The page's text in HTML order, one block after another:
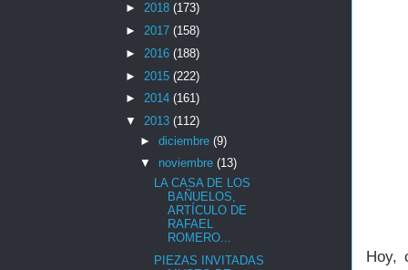
Hoy,
► 2018 (173)
► 2017 (158)
► 2016 (188)
► 2015 (222)
► 2014 (161)
▼ 2013 (112)
► diciembre (9)
▼ noviembre (13)
LA CASA DE LOS
BAÑUELOS,
ARTÍCULO DE
RAFAEL
ROMERO...
PIEZAS INVITADAS